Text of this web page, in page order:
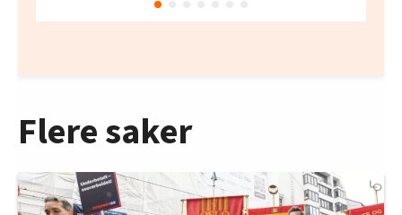
Flere saker